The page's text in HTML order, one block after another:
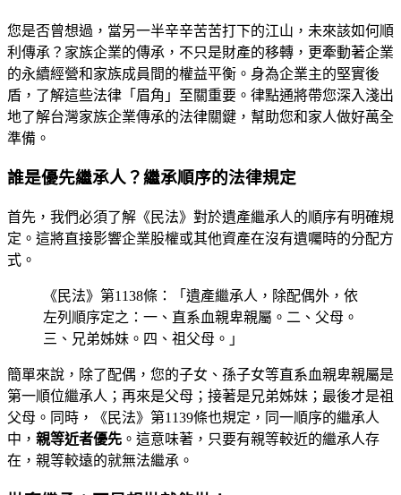
您是否曾想過，當另一半辛辛苦苦打下的江山，未來該如何順
利傳承？家族企業的傳承，不只是財產的移轉，更牽動著企業
的永續經營和家族成員間的權益平衡。身為企業主的堅實後
盾，了解這些法律「眉角」至關重要。律點通將帶您深入淺出
地了解台灣家族企業傳承的法律關鍵，幫助您和家人做好萬全
準備。
誰是優先繼承人？繼承順序的法律規定
首先，我們必須了解《民法》對於遺產繼承人的順序有明確規
定。這將直接影響企業股權或其他資產在沒有遺囑時的分配方
式。
《民法》第1138條：「遺產繼承人，除配偶外，依
左列順序定之：一、直系血親卑親屬。二、父母。
三、兄弟姊妹。四、祖父母。」
簡單來說，除了配偶，您的子女、孫子女等直系血親卑親屬是
第一順位繼承人；再來是父母；接著是兄弟姊妹；最後才是祖
父母。同時，《民法》第1139條也規定，同一順序的繼承人
中， 親等近者優先 。這意味著，只要有親等較近的繼承人存
在，親等較遠的就無法繼承。